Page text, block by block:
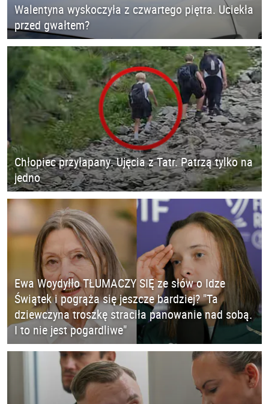
Walentyna wyskoczyła z czwartego piętra. Uciekła
przed gwałtem?
Chłopiec przyłapany. Ujęcia z Tatr. Patrzą tylko na
jedno
Ewa Woydyłło TŁUMACZY SIĘ ze słów o Idze
Świątek i pogrąża się jeszcze bardziej? "Ta
dziewczyna troszkę straciła panowanie nad sobą.
I to nie jest pogardliwe"